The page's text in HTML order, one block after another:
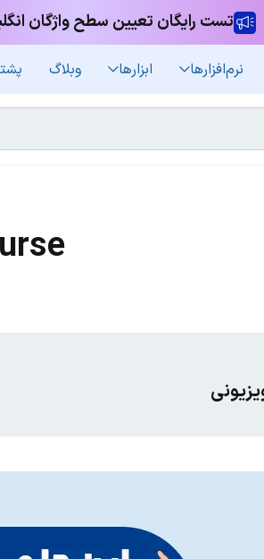
تست رایگان تعیین سطح واژگان
نرم‌افزار‌ها ابزارها وبلاگ